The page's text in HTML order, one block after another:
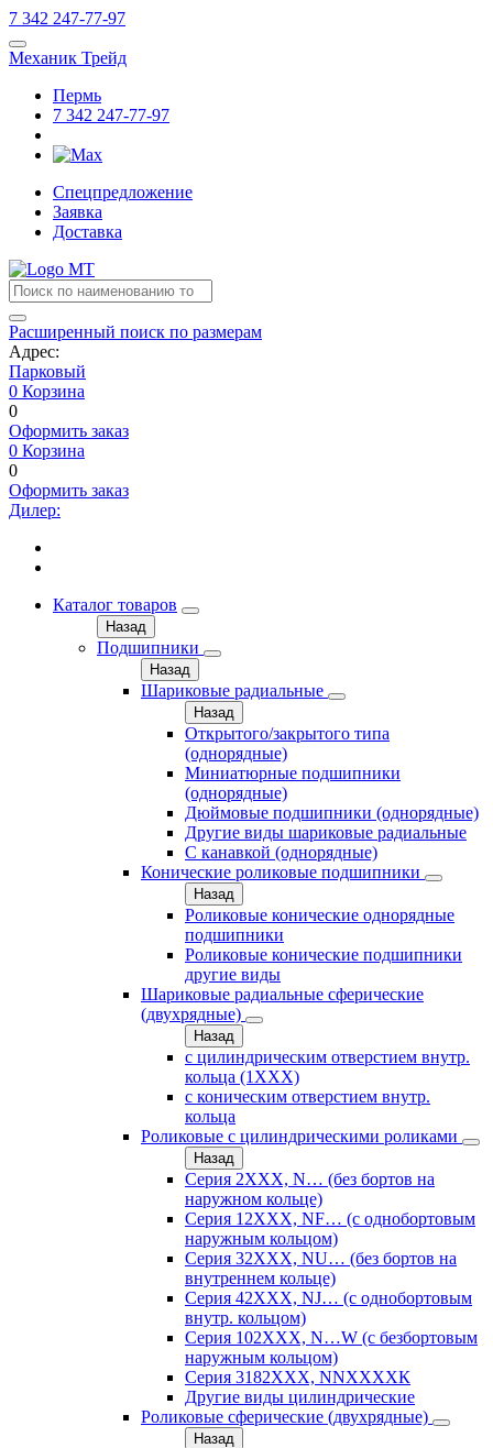
7 342 247-77-97
Механик Трейд
Пермь
7 342 247-77-97
Спецпредложение
Заявка
Доставка
Расширенный поиск по размерам
Адрес:
Парковый
0 Корзина
0
Оформить заказ
0 Корзина
0
Оформить заказ
Дилер:
Каталог товаров
Назад
Подшипники
Назад
Шариковые радиальные
Назад
Открытого/закрытого типа
(однорядные)
Миниатюрные подшипники
(однорядные)
Дюймовые подшипники (однорядные)
Другие виды шариковые радиальные
С канавкой (однорядные)
Конические роликовые подшипники
Назад
Роликовые конические однорядные
подшипники
Роликовые конические подшипники
другие виды
Шариковые радиальные сферические
(двухрядные)
Назад
с цилиндрическим отверстием внутр.
кольца (1ХХХ)
с коническим отверстием внутр.
кольца
Роликовые с цилиндрическими роликами
Назад
Серия 2ХХХ, N… (без бортов на
наружном кольце)
Серия 12ХХХ, NF… (с однобортовым
наружным кольцом)
Серия 32ХХХ, NU… (без бортов на
внутреннем кольце)
Серия 42ХХХ, NJ… (с однобортовым
внутр. кольцом)
Серия 102ХХХ, N…W (с безбортовым
наружным кольцом)
Серия 3182ХХХ, NNХХХХК
Другие виды цилиндрические
Роликовые сферические (двухрядные)
Назад